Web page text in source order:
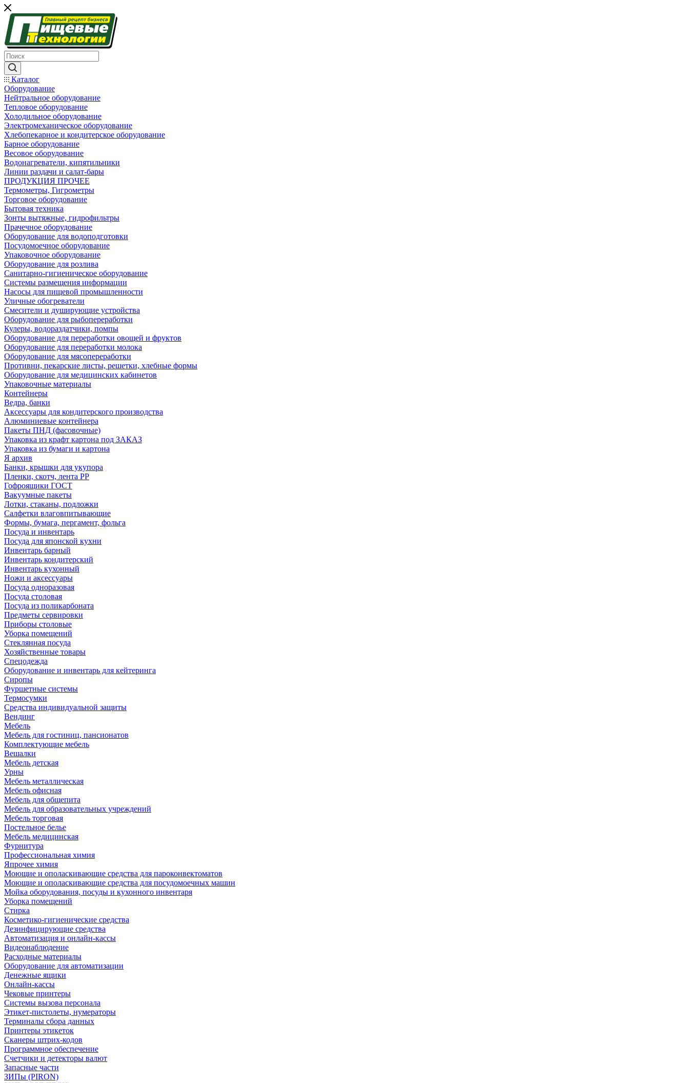
Каталог
Оборудование
Нейтральное оборудование
Тепловое оборудование
Холодильное оборудование
Электромеханическое оборудование
Хлебопекарное и кондитерское оборудование
Барное оборудование
Весовое оборудование
Водонагреватели, кипятильники
Линии раздачи и салат-бары
ПРОДУКЦИЯ ПРОЧЕЕ
Термометры, Гигрометры
Торговое оборудование
Бытовая техника
Зонты вытяжные, гидрофильтры
Прачечное оборудование
Оборудование для водоподготовки
Посудомоечное оборудование
Упаковочное оборудование
Оборудование для розлива
Санитарно-гигиеническое оборудование
Системы размещения информации
Насосы для пищевой промышленности
Уличные обогреватели
Смесители и душирующие устройства
Оборудование для рыбопереработки
Кулеры, водораздатчики, помпы
Оборудование для переработки овощей и фруктов
Оборудование для переработки молока
Оборудование для мясопереработки
Противни, пекарские листы, решетки, хлебные формы
Оборудование для медицинских кабинетов
Упаковочные материалы
Контейнеры
Ведра, банки
Аксессуары для кондитерского производства
Алюминиевые контейнера
Пакеты ПНД (фасовочные)
Упаковка из крафт картона под ЗАКАЗ
Упаковка из бумаги и картона
Я архив
Банки, крышки для укупора
Пленки, скотч, лента РР
Гофроящики ГОСТ
Вакуумные пакеты
Лотки, стаканы, подложки
Салфетки влаговпитывающие
Формы, бумага, пергамент, фольга
Посуда и инвентарь
Посуда для японской кухни
Инвентарь барный
Инвентарь кондитерский
Инвентарь кухонный
Ножи и аксессуары
Посуда одноразовая
Посуда столовая
Посуда из поликарбоната
Предметы сервировки
Приборы столовые
Уборка помещений
Стеклянная посуда
Хозяйственные товары
Спецодежда
Оборудование и инвентарь для кейтеринга
Сиропы
Фуршетные системы
Термосумки
Средства индивидуальной защиты
Вендинг
Мебель
Мебель для гостиниц, пансионатов
Комплектующие мебель
Вешалки
Мебель детская
Урны
Мебель металлическая
Мебель офисная
Мебель для общепита
Мебель для образовательных учреждений
Мебель торговая
Постельное белье
Мебель медицинская
Фурнитура
Профессиональная химия
Япрочее химия
Моющие и ополаскивающие средства для пароконвектоматов
Моющие и ополаскивающие средства для посудомоечных машин
Мойка оборудования, посуды и кухонного инвентаря
Уборка помещений
Стирка
Косметико-гигиенические средства
Дезинфицирующие средства
Автоматизация и онлайн-кассы
Видеонаблюдение
Расходные материалы
Оборудование для автоматизации
Денежные ящики
Онлайн-кассы
Чековые принтеры
Системы вызова персонала
Этикет-пистолеты, нумераторы
Терминалы сбора данных
Принтеры этикеток
Сканеры штрих-кодов
Программное обеспечение
Счетчики и детекторы валют
Запасные части
ЗИПы (PIRON)